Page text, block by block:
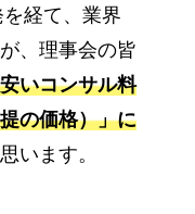
経て、業界
、理事会の皆
いコンサル料
の価格）」に
います。